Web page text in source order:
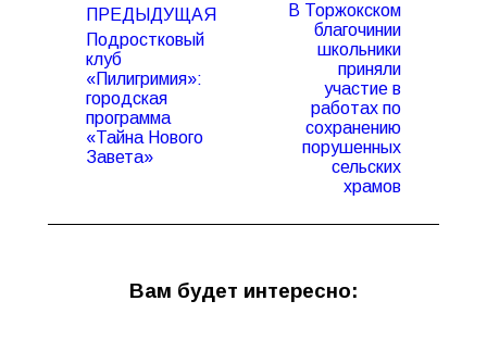
записям
ПРЕДЫДУЩАЯ
Предыдущая
запись:
Подростковый
клуб
«Пилигримия»:
городская
программа
«Тайна Нового
Завета»
Следующая
запись:
В Торжокском
благочинии
школьники
приняли
участие в
работах по
сохранению
порушенных
сельских
храмов
Вам будет интересно: